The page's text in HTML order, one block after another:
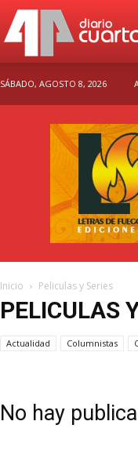
SÁBADO, AGOSTO 8, 2026
Inicio Peliculas y Series
PELICULAS
Actualidad Columnistas
No hay